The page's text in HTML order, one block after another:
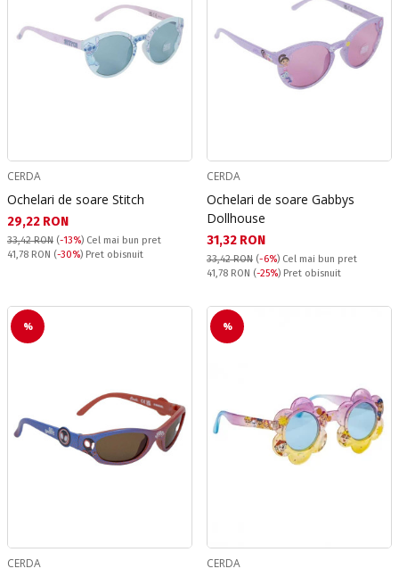
CERDA
Ochelari de soare Stitch
Текуща цена:
29,22 RON
33,42 RON (-13%) Cel mai bun pret
Pret obisnuit:
41,78 RON (-30%) Pret obisnuit
CERDA
Ochelari de soare Gabbys
Dollhouse
Текуща цена:
31,32 RON
33,42 RON (-6%) Cel mai bun pret
Pret obisnuit:
41,78 RON (-25%) Pret obisnuit
%
CERDA
%
CERDA